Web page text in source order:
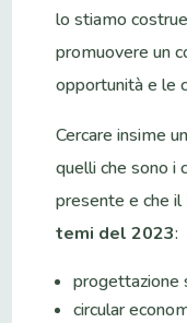
lo stiamo
promuovere un
opportunità e le
Cercare insime
quelli che sono i
presente e che il
temi del 2023:
progettazione
circular